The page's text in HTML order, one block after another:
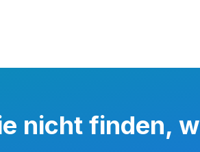
nicht finden,